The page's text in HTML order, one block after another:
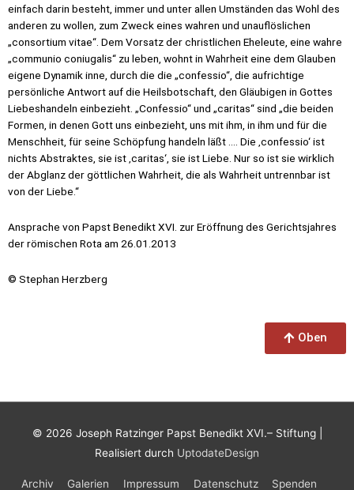
einfach darin besteht, immer und unter allen Umständen das Wohl des
anderen zu wollen, zum Zweck eines wahren und unauflöslichen
„consortium vitae“. Dem Vorsatz der christlichen Eheleute, eine wahre
„communio coniugalis“ zu leben, wohnt in Wahrheit eine dem Glauben
eigene Dynamik inne, durch die die „confessio“, die aufrichtige
persönliche Antwort auf die Heilsbotschaft, den Gläubigen in Gottes
Liebeshandeln einbezieht. „Confessio“ und „caritas“ sind „die beiden
Formen, in denen Gott uns einbezieht, uns mit ihm, in ihm und für die
Menschheit, für seine Schöpfung handeln läßt …. Die ‚confessio‘ ist
nichts Abstraktes, sie ist ‚caritas‘, sie ist Liebe. Nur so ist sie wirklich
der Abglanz der göttlichen Wahrheit, die als Wahrheit untrennbar ist
von der Liebe.“
Ansprache von Papst Benedikt XVI. zur Eröffnung des Gerichtsjahres
der römischen Rota am 26.01.2013
© Stephan Herzberg
Oben
© 2026 Joseph Ratzinger Papst Benedikt XVI.– Stiftung|
Realisiert durch UptodateDesign
Archiv Galerien Impressum Datenschutz Spenden